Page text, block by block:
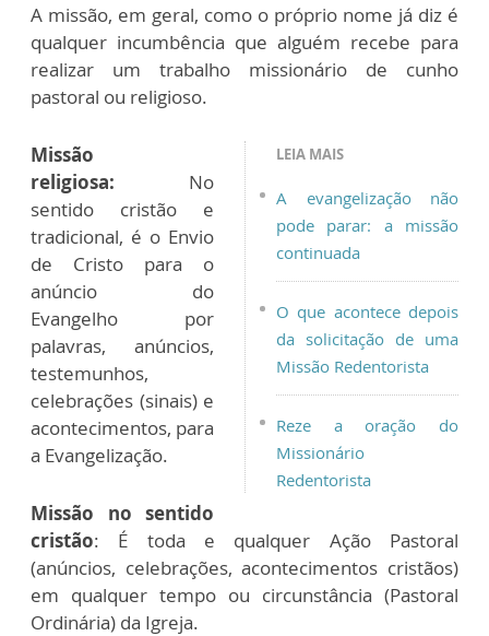
A missão, em geral, como o próprio nome já diz é
qualquer incumbência que alguém recebe para
realizar um trabalho missionário de cunho
pastoral ou religioso.
LEIA MAIS
A evangelização não
pode parar: a missão
continuada
O que acontece depois
da solicitação de uma
Missão Redentorista
Reze a oração do
Missionário
Redentorista
Missão
religiosa: No
sentido cristão e
tradicional, é o Envio
de Cristo para o
anúncio do
Evangelho por
palavras, anúncios,
testemunhos,
celebrações (sinais) e
acontecimentos, para
a Evangelização.
Missão no sentido
cristão: É toda e qualquer Ação Pastoral
(anúncios, celebrações, acontecimentos cristãos)
em qualquer tempo ou circunstância (Pastoral
Ordinária) da Igreja.